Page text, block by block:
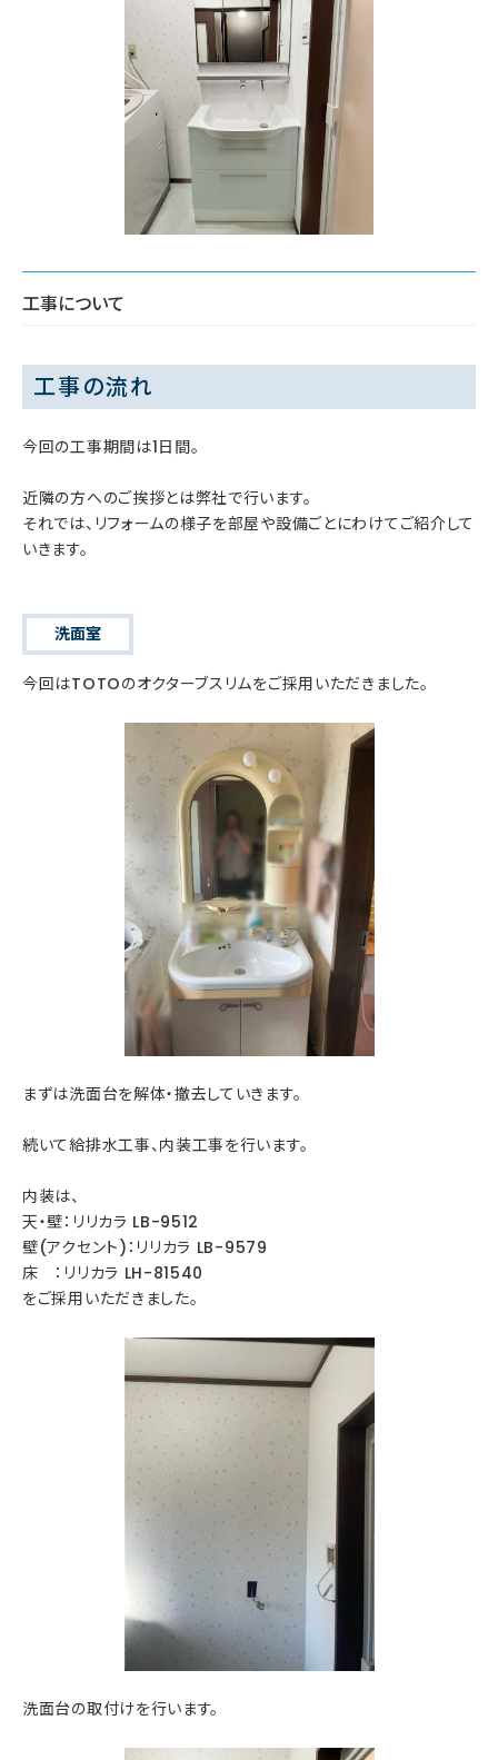
工事について
工事の流れ
今回の工事期間は1日間。
近隣の方へのご挨拶とは弊社で行います。
それでは、リフォームの様子を部屋や設備ごとにわけてご紹介して
いきます。
洗面室
今回はTOTOのオクターブスリムをご採用いただきました。
まずは洗面台を解体・撤去していきます。
続いて給排水工事、内装工事を行います。
内装は、
天・壁：リリカラ LB-9512
壁(アクセント)：リリカラ LB-9579
床 ：リリカラ LH-81540
をご採用いただきました。
洗面台の取付けを行います。